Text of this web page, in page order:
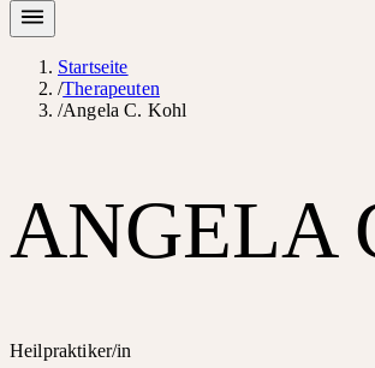
Startseite
/Therapeuten
/Angela C. Kohl
ANGELA
Heilpraktiker/in